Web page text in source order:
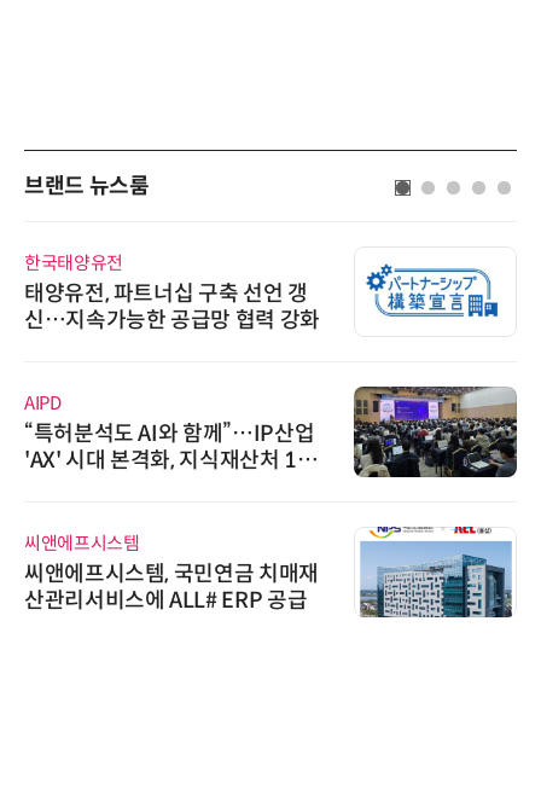
브랜드 뉴스룸
한국태양유전
태양유전, 파트너십 구축 선언 갱
신…지속가능한 공급망 협력 강화
AIPD
“특허분석도 AI와 함께”…IP산업
'AX' 시대 본격화, 지식재산처 1호
씨앤에프시스템
씨앤에프시스템, 국민연금 치매재
산관리서비스에 ALL# ERP 공급